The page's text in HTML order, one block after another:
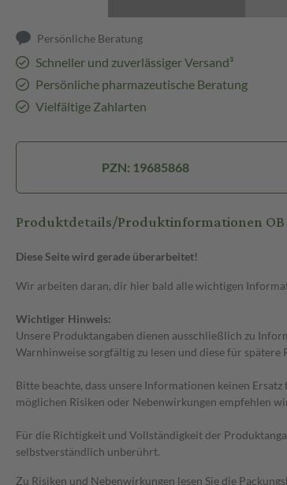
Persönliche Beratung
Schneller und zuverlässiger Versand³
Persönliche pharmazeutische Beratung
Vielfältige Zahlarten
PZN: 19685868
Produktdetails/Produktinformationen OB
Diese Seite wird gerade überarbeitet!
Wir arbeiten daran, dir hier bald alle wichtigen
Wichtiger Hinweis:
Unsere Produktangaben dienen ausschließlich zu
Warnhinweise sorgfältig zu lesen und diese für
Bitte beachte, dass unsere Informationen keinen
möglichen Risiken oder Nebenwirkungen empfehlen
Für die Richtigkeit und Vollständigkeit der
selbstverständlich unberührt.
Zu Risiken und Nebenwirkungen lesen Sie die